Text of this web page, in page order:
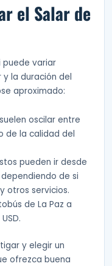
el Salar de
puede variar
la duración del
aproximado:
oscilar entre
de la calidad del
pueden ir desde
dependiendo de si
otros servicios.
de La Paz a
y elegir un
ofrezca buena